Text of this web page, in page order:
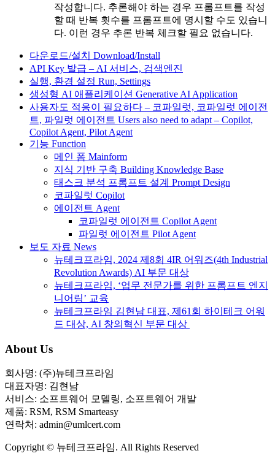
작성합니다. 추론해야 하는 경우 프롬프트를 작성
할 때 반복 횟수를 프롬프트에 명시할 수도 있습니
다. 이런 경우 추론 반복 체크할 필요 없습니다.
다운로드/설치 Download/Install
API Key 발급 – AI 서비스, 검색엔진
실행, 환경 설정 Run, Settings
생성형 AI 애플리케이션 Generative AI Application
사용자도 적응이 필요하다 – 코파일럿, 코파일럿 에이전
트, 파일럿 에이전트 Users also need to adapt – Copilot,
Copilot Agent, Pilot Agent
기능 Function
메인 폼 Mainform
지식 기반 구축 Building Knowledge Base
태스크 분석 프롬프트 설계 Prompt Design
코파일럿 Copilot
에이전트 Agent
코파일럿 에이전트 Copilot Agent
파일럿 에이전트 Pilot Agent
보도 자료 News
뉴테크프라임, 2024 제8회 4IR 어워즈(4th Industrial
Revolution Awards) AI 부문 대상
뉴테크프라임, ‘업무 전문가를 위한 프롬프트 엔지
니어링’ 교육
뉴테크프라임 김현남 대표, 제61회 하이테크 어워
드 대상, AI 창의혁신 부문 대상
About Us
회사명: (주)뉴테크프라임
대표자명: 김현남
서비스: 소프트웨어 모델링, 소프트웨어 개발
제품: RSM, RSM Smarteasy
연락처: admin@umlcert.com
Copyright © 뉴테크프라임. All Rights Reserved